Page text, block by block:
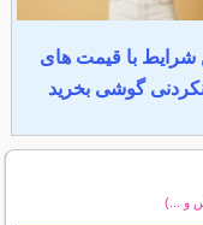
شرایط با قیمت های
گوشی بخرید
و ...)